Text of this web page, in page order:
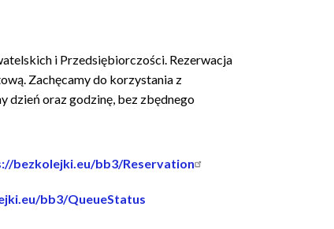
i Przedsiębiorczości. Rezerwacja
Zachęcamy do korzystania z
dzień oraz godzinę, bez zbędnego
bezkolejki.eu/bb3/Reservation
bb3/QueueStatus